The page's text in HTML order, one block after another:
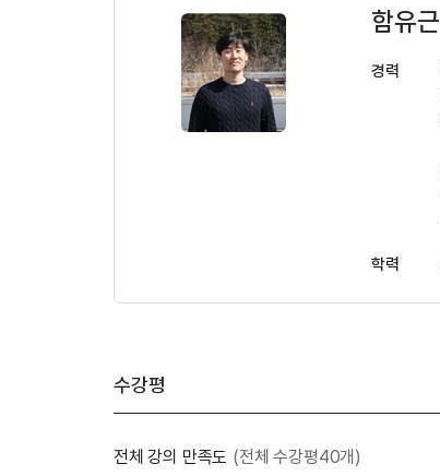
함유근
경력
학력
수강평
전체 강의 만족도 (전체 수강평40개)